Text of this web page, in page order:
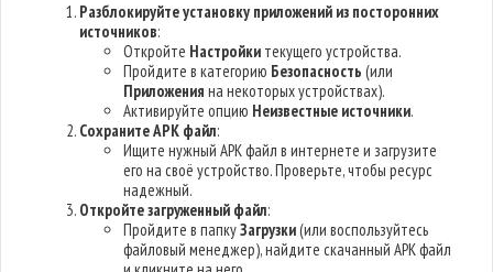
Разблокируйте установку приложений из посторонних
источников:
Откройте Настройки текущего устройства.
Пройдите в категорию Безопасность (или
Приложения на некоторых устройствах).
Активируйте опцию Неизвестные источники.
Сохраните APK файл:
Ищите нужный APK файл в интернете и загрузите
его на своё устройство. Проверьте, чтобы ресурс
надежный.
Откройте загруженный файл:
Пройдите в папкуЗагрузки(или воспользуйтесь
файловый менеджер), найдите скачанный APK файл